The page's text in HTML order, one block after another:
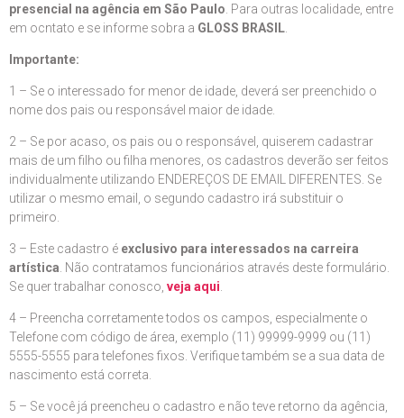
presencial na agência em São Paulo . Para outras localidade, entre
em ocntato e se informe sobra a GLOSS BRASIL
Importante:
1 – Se o interessado for menor de idade, deverá ser preenchido o
nome dos pais ou responsável maior de idade.
2 – Se por acaso, os pais ou o responsável, quiserem cadastrar
mais de um filho ou filha menores, os cadastros deverão ser feitos
individualmente utilizando ENDEREÇOS DE EMAIL DIFERENTES. Se
utilizar o mesmo email, o segundo cadastro irá substituir o
primeiro.
3 – Este cadastro é exclusivo para interessados na carreira
artística . Não contratamos funcionários através deste formulário.
Se quer trabalhar conosco, veja aqui
4 – Preencha corretamente todos os campos, especialmente o
Telefone com código de área, exemplo (11) 99999-9999 ou (11)
5555-5555 para telefones fixos. Verifique também se a sua data de
nascimento está correta.
5 – Se você já preencheu o cadastro e não teve retorno da agência,